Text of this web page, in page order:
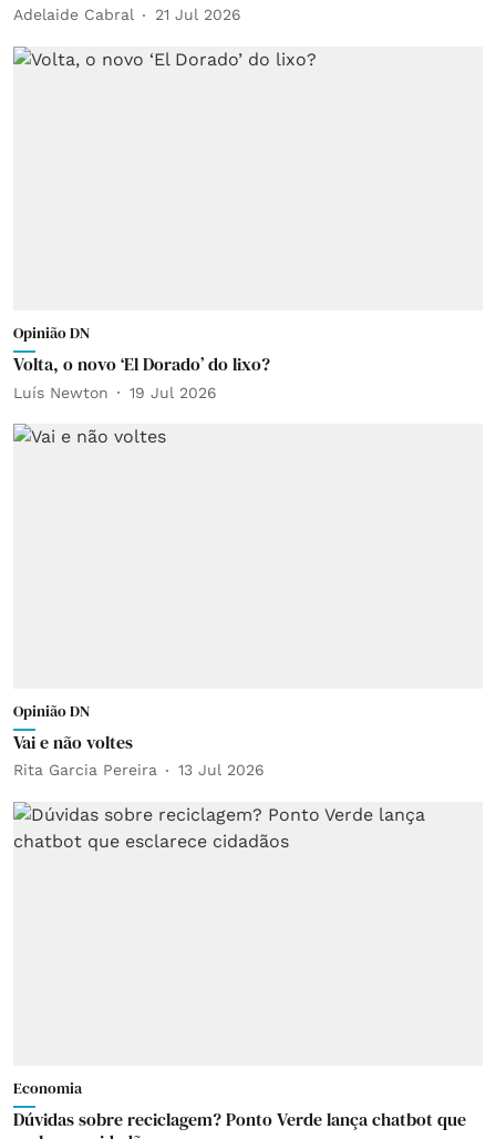
Adelaide Cabral 21 Jul 2026
Opinião DN
Volta, o novo ‘El Dorado’ do lixo?
Luís Newton 19 Jul 2026
Opinião DN
Vai e não voltes
Rita Garcia Pereira 13 Jul 2026
Economia
Dúvidas sobre reciclagem? Ponto Verde lança chatbot que